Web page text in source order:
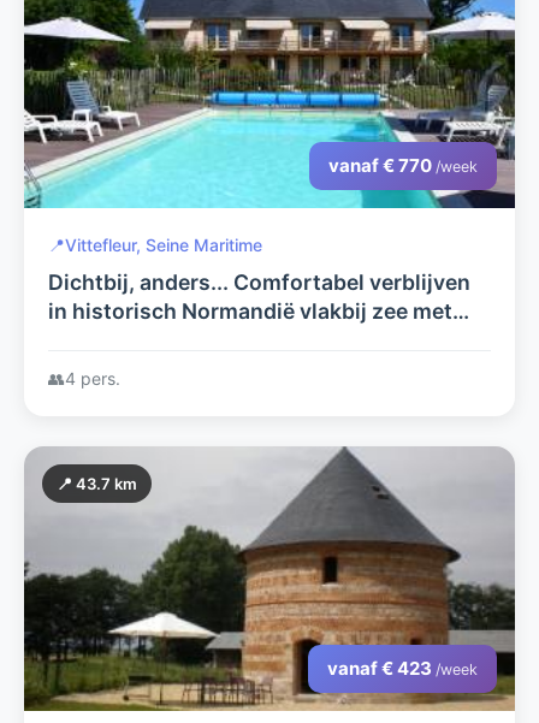
vanaf € 770 /week
📍Vittefleur, Seine Maritime
Dichtbij, anders... Comfortabel verblijven
in historisch Normandië vlakbij zee met
👥4 pers.
📍 43.7 km
vanaf € 423 /week